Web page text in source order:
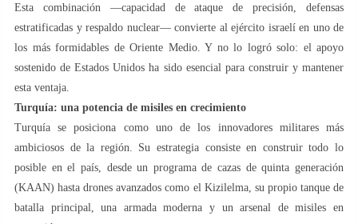
Esta combinación —capacidad de ataque de precisión, defensas
estratificadas y respaldo nuclear— convierte al ejército israelí en uno de
los más formidables de Oriente Medio. Y no lo logró solo: el apoyo
sostenido de Estados Unidos ha sido esencial para construir y mantener
esta ventaja.
Turquía: una potencia de misiles en crecimiento
Turquía se posiciona como uno de los innovadores militares más
ambiciosos de la región. Su estrategia consiste en construir todo lo
posible en el país, desde un programa de cazas de quinta generación
(KAAN) hasta drones avanzados como el Kizilelma, su propio tanque de
batalla principal, una armada moderna y un arsenal de misiles en